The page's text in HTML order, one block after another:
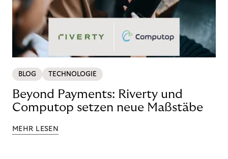
BLOG TECHNOLOGIE
Beyond Payments: Riverty und
Computop setzen neue Maßstäbe
MEHR LESEN